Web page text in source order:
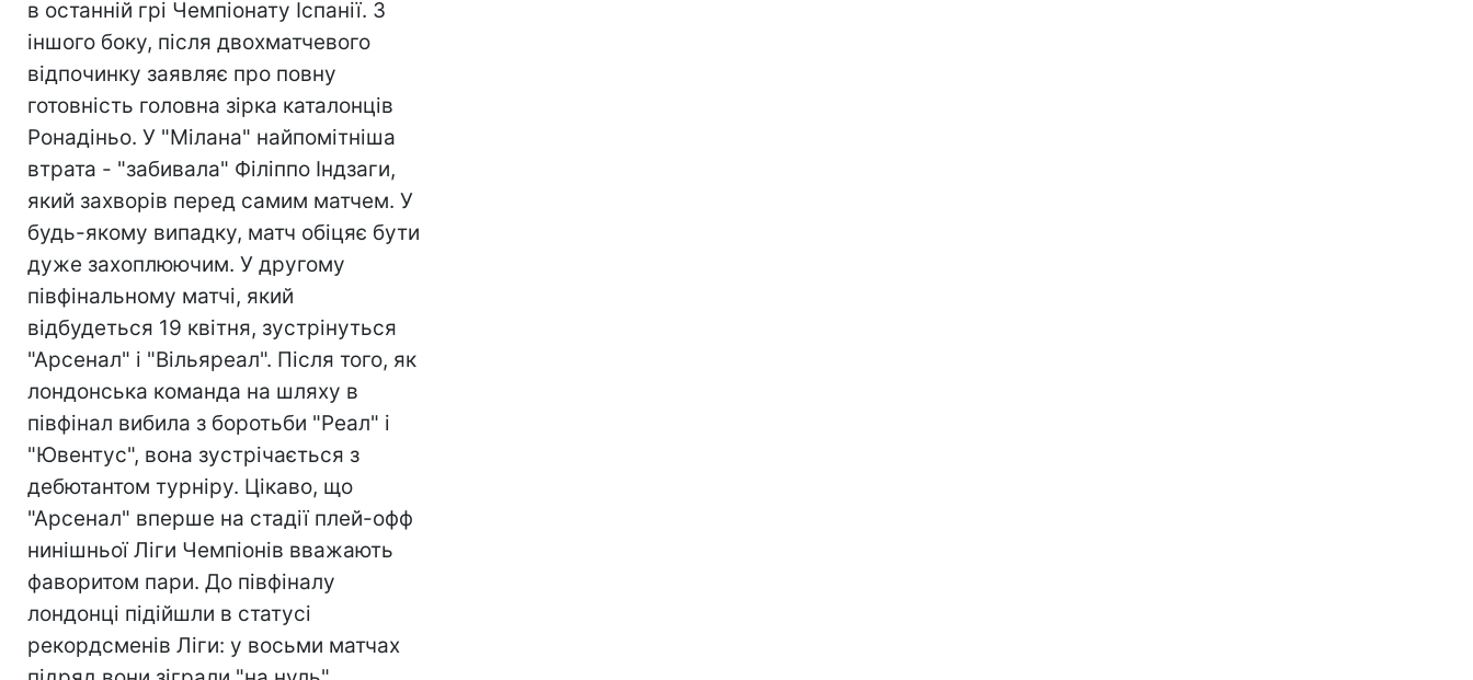
в останній грі Чемпіонату Іспанії. З
іншого боку, після двохматчевого
відпочинку заявляє про повну
готовність головна зірка каталонців
Ронадіньо. У "Мілана" найпомітніша
втрата - "забивала" Філіппо Індзаги,
який захворів перед самим матчем. У
будь-якому випадку, матч обіцяє бути
дуже захоплюючим. У другому
півфінальному матчі, який
відбудеться 19 квітня, зустрінуться
"Арсенал" і "Вільяреал". Після того, як
лондонська команда на шляху в
півфінал вибила з боротьби "Реал" і
"Ювентус", вона зустрічається з
дебютантом турніру. Цікаво, що
"Арсенал" вперше на стадії плей-офф
нинішньої Ліги Чемпіонів вважають
фаворитом пари. До півфіналу
лондонці підійшли в статусі
рекордсменів Ліги: у восьми матчах